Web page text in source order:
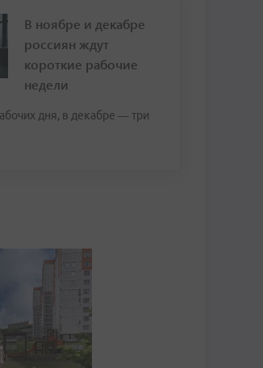
В ноябре и декабре
россиян ждут
короткие рабочие
недели
дня, в декабре — три